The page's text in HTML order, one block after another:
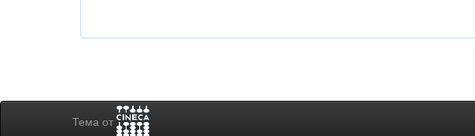
Тема от